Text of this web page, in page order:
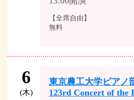
【全席自由】
無料
6
(木)
東京農工大学ピアノ
123rd Concert of the